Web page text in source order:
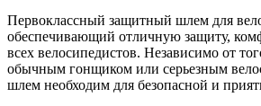
Первоклассный защитный шлем для
обеспечивающий отличную защиту,
всех велосипедистов. Независимо от
обычным гонщиком или серьезным
шлем необходим для безопасной и